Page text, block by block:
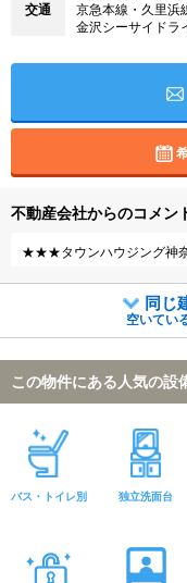
交通
京急本線・久里浜
金沢シーサイドラ
不動産会社からのコメン
★★★タウンハウジング神
同じ
空いてい
この物件にある人気の設
バス・トイレ別 独立洗面台